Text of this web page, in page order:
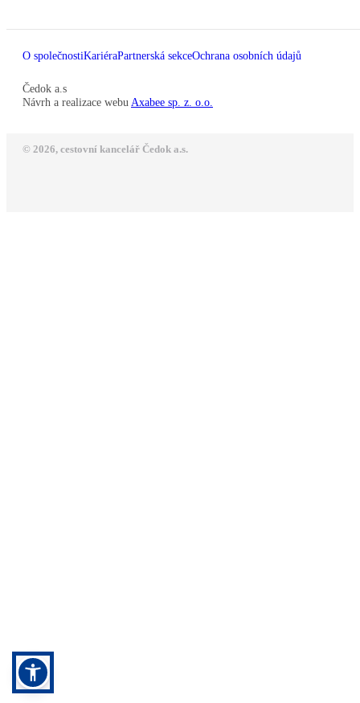
O společnostiKariéraPartnerská sekceOchrana osobních údajů
Čedok a.s
Návrh a realizace webu Axabee sp. z. o.o.
© 2026, cestovní kancelář Čedok a.s.